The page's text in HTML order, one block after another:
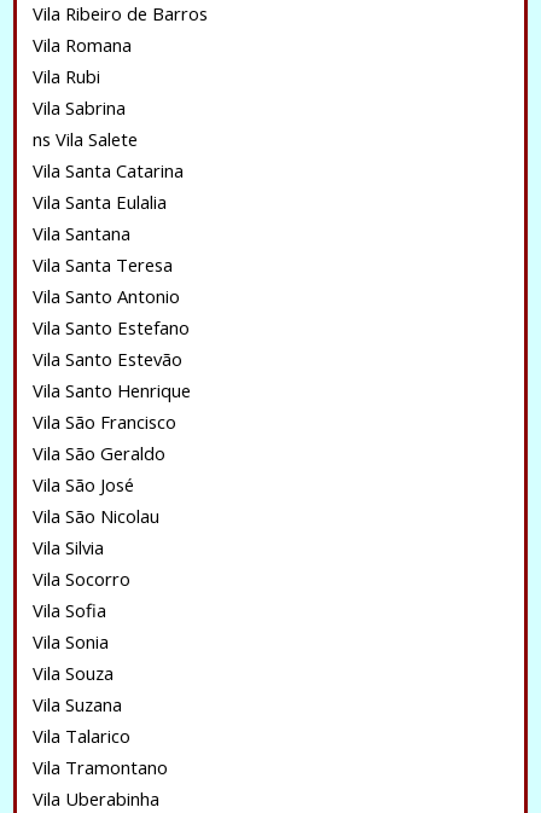
Vila Ribeiro de Barros
Vila Romana
Vila Rubi
Vila Sabrina
ns Vila Salete
Vila Santa Catarina
Vila Santa Eulalia
Vila Santana
Vila Santa Teresa
Vila Santo Antonio
Vila Santo Estefano
Vila Santo Estevão
Vila Santo Henrique
Vila São Francisco
Vila São Geraldo
Vila São José
Vila São Nicolau
Vila Silvia
Vila Socorro
Vila Sofia
Vila Sonia
Vila Souza
Vila Suzana
Vila Talarico
Vila Tramontano
Vila Uberabinha